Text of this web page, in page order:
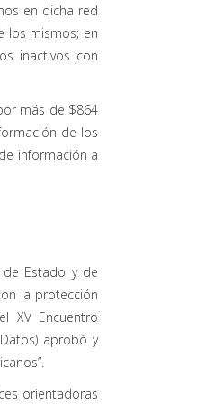
en dicha red
los mismos; en
inactivos con
más de $864
de los
información a
Estado y de
la protección
XV Encuentro
aprobó y
orientadoras